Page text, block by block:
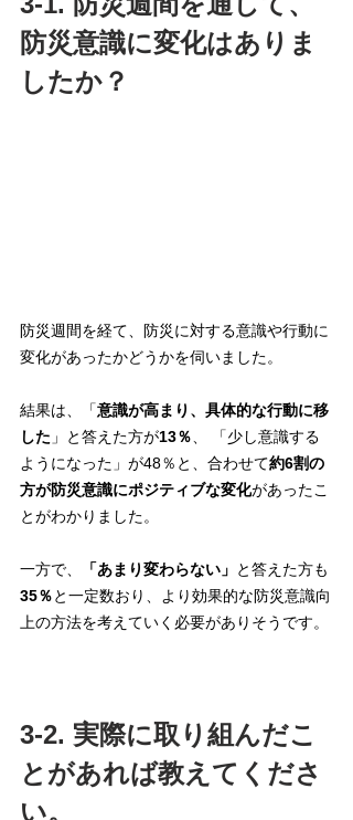
防災意識に変化はありま
したか？
防災週間を経て、防災に対する意識や行動に
変化があったかどうかを伺いました。
結果は、「意識が高まり、具体的な行動に移
した 」と答えた方が13％、 「少し意識する
ようになった」が48％と、合わせて約6割の
方が防災意識にポジティブな変化があったこ
とがわかりました。
一方で、 「あまり変わらない」 と答えた方も
35％と一定数おり、より効果的な防災意識向
上の方法を考えていく必要がありそうです。
3-2. 実際に取り組んだこ
とがあれば教えてくださ
い。